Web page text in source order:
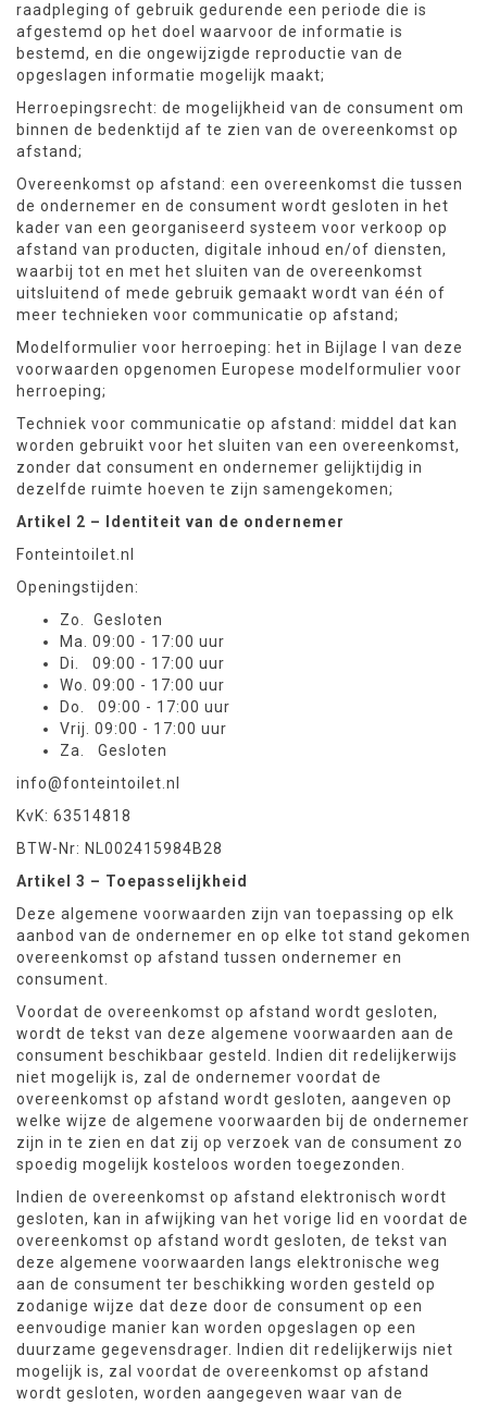
raadpleging of gebruik gedurende een periode die is
afgestemd op het doel waarvoor de informatie is
bestemd, en die ongewijzigde reproductie van de
opgeslagen informatie mogelijk maakt;
Herroepingsrecht: de mogelijkheid van de consument om
binnen de bedenktijd af te zien van de overeenkomst op
afstand;
Overeenkomst op afstand: een overeenkomst die tussen
de ondernemer en de consument wordt gesloten in het
kader van een georganiseerd systeem voor verkoop op
afstand van producten, digitale inhoud en/of diensten,
waarbij tot en met het sluiten van de overeenkomst
uitsluitend of mede gebruik gemaakt wordt van één of
meer technieken voor communicatie op afstand;
Modelformulier voor herroeping: het in Bijlage I van deze
voorwaarden opgenomen Europese modelformulier voor
herroeping;
Techniek voor communicatie op afstand: middel dat kan
worden gebruikt voor het sluiten van een overeenkomst,
zonder dat consument en ondernemer gelijktijdig in
dezelfde ruimte hoeven te zijn samengekomen;
Artikel 2 – Identiteit van de ondernemer
Fonteintoilet.nl
Openingstijden:
Zo. Gesloten
Ma. 09:00 - 17:00 uur
Di. 09:00 - 17:00 uur
Wo. 09:00 - 17:00 uur
Do. 09:00 - 17:00 uur
Vrij. 09:00 - 17:00 uur
Za. Gesloten
info@fonteintoilet.nl
KvK: 63514818
BTW-Nr: NL002415984B28
Artikel 3 – Toepasselijkheid
Deze algemene voorwaarden zijn van toepassing op elk
aanbod van de ondernemer en op elke tot stand gekomen
overeenkomst op afstand tussen ondernemer en
consument.
Voordat de overeenkomst op afstand wordt gesloten,
wordt de tekst van deze algemene voorwaarden aan de
consument beschikbaar gesteld. Indien dit redelijkerwijs
niet mogelijk is, zal de ondernemer voordat de
overeenkomst op afstand wordt gesloten, aangeven op
welke wijze de algemene voorwaarden bij de ondernemer
zijn in te zien en dat zij op verzoek van de consument zo
spoedig mogelijk kosteloos worden toegezonden.
Indien de overeenkomst op afstand elektronisch wordt
gesloten, kan in afwijking van het vorige lid en voordat de
overeenkomst op afstand wordt gesloten, de tekst van
deze algemene voorwaarden langs elektronische weg
aan de consument ter beschikking worden gesteld op
zodanige wijze dat deze door de consument op een
eenvoudige manier kan worden opgeslagen op een
duurzame gegevensdrager. Indien dit redelijkerwijs niet
mogelijk is, zal voordat de overeenkomst op afstand
wordt gesloten, worden aangegeven waar van de